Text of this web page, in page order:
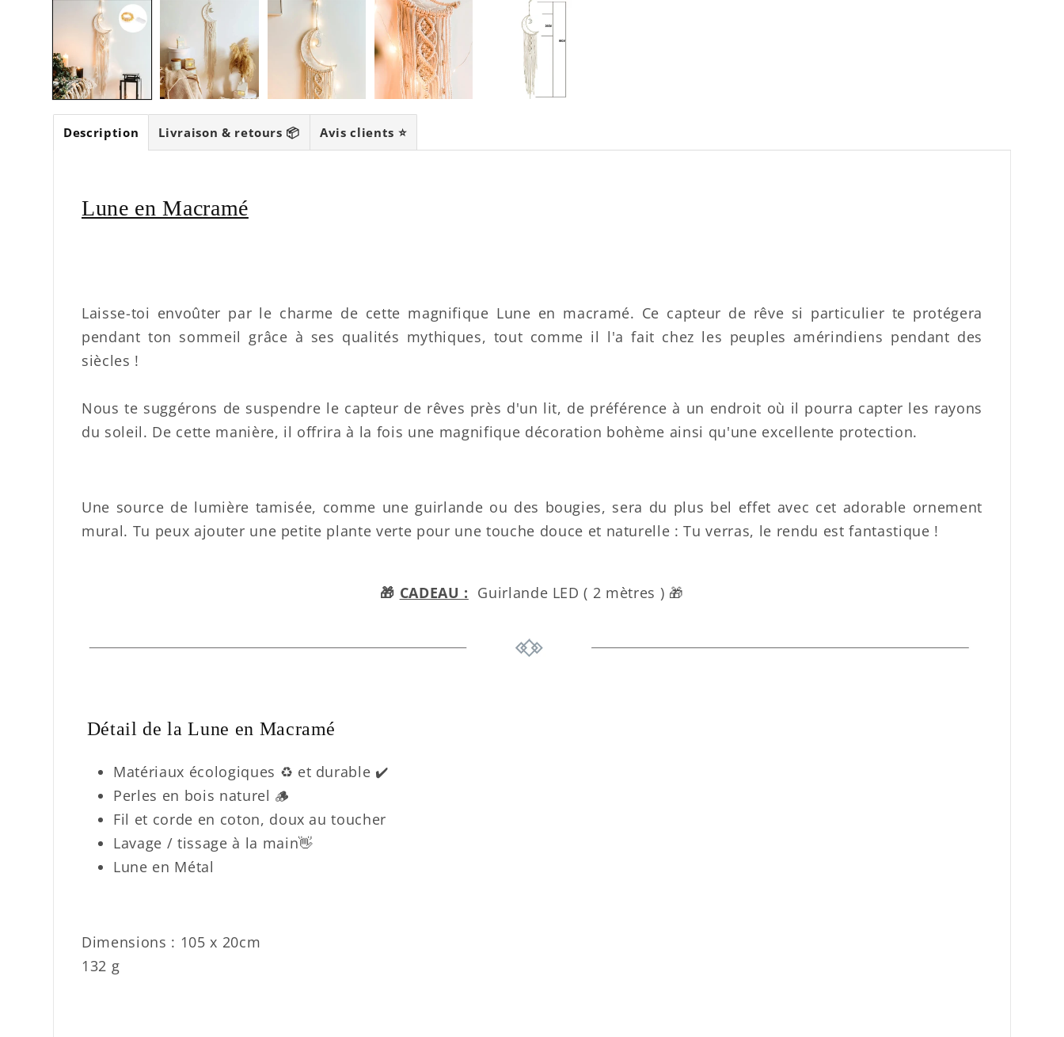
Description Livraison & retours 📦 Avis clients ⭐
Lune en Macramé
Laisse-toi envoûter par le charme de cette magnifique Lune en macramé. Ce capteur de rêve si particulier te protégera
pendant ton sommeil grâce à ses qualités mythiques, tout comme il l'a fait chez les peuples amérindiens pendant des
siècles !
Nous te suggérons de suspendre le capteur de rêves près d'un lit, de préférence à un endroit où il pourra capter les rayons
du soleil. De cette manière, il offrira à la fois une magnifique décoration bohème ainsi qu'une excellente protection.
Une source de lumière tamisée, comme une guirlande ou des bougies, sera du plus bel effet avec cet adorable ornement
mural. Tu peux ajouter une petite plante verte pour une touche douce et naturelle : Tu verras, le rendu est fantastique !
🎁 CADEAU : Guirlande LED ( 2 mètres ) 🎁
Détail de la Lune en Macramé
Matériaux écologiques ♻️ et durable ✔️
Perles en bois naturel 🪵
Fil et corde en coton, doux au toucher
Lavage / tissage à la main👋
Lune en Métal
Dimensions : 105 x 20cm
132 g